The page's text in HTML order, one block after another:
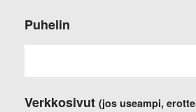
Puhelin
Verkkosivut (jos useampi,